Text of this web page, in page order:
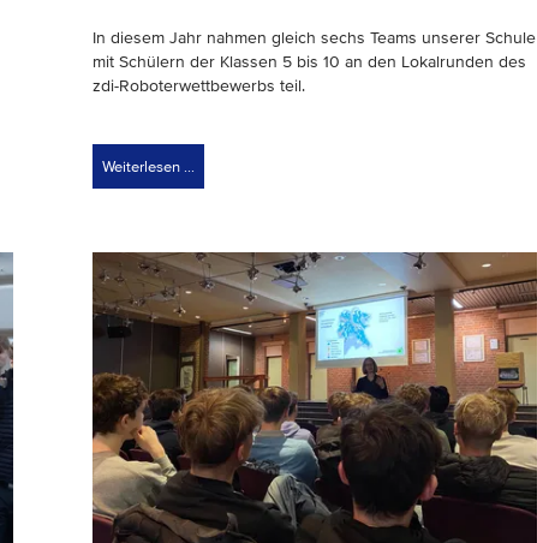
In diesem Jahr nahmen gleich sechs Teams unserer Schule
mit Schülern der Klassen 5 bis 10 an den Lokalrunden des
zdi-Roboterwettbewerbs teil.
Weiterlesen …